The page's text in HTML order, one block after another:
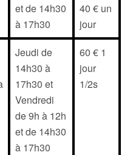
et de 14h30
à 17h30
40 € un
jour
Jeudi de
14h30 à
17h30 et
Vendredi
de 9h à 12h
et de 14h30
à 17h30
60 € 1
jour
1/2s